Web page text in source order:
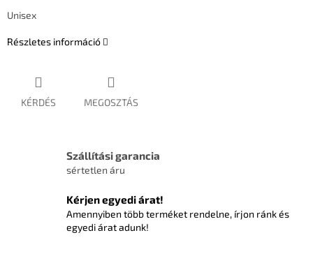
Unisex
Részletes információ
KÉRDÉS MEGOSZTÁS
Szállítási garancia
sértetlen áru
Kérjen egyedi árat!
Amennyiben több terméket rendelne, írjon ránk és
egyedi árat adunk!